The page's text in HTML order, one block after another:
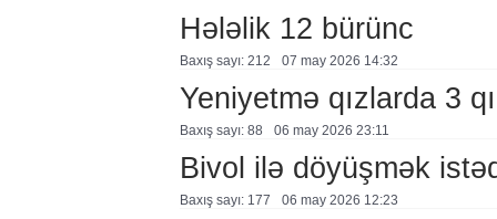
Hələlik 12 bürünc
Baxış sayı: 212 07 may 2026 14:32
Yeniyetmə qızlarda 3
Baxış sayı: 88 06 may 2026 23:11
Bivol ilə döyüşmək
Baxış sayı: 177 06 may 2026 12:23